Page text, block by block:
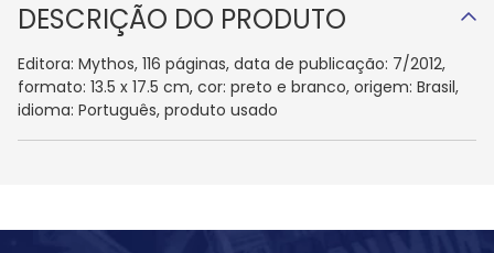
DESCRIÇÃO DO PRODUTO
Editora: Mythos, 116 páginas, data de publicação: 7/2012,
formato: 13.5 x 17.5 cm, cor: preto e branco, origem: Brasil,
idioma: Português, produto usado